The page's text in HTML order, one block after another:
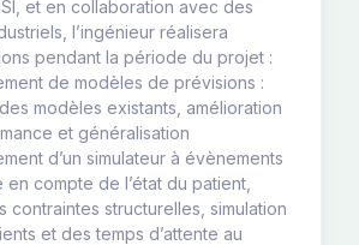
et en collaboration avec des
l’ingénieur réalisera
pendant la période du projet :
de modèles de prévisions :
modèles existants, amélioration
et généralisation
d’un simulateur à évènements
en compte de l’état du patient,
contraintes structurelles, simulation
et des temps d’attente au